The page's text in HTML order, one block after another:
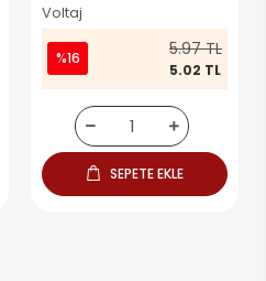
Voltaj
%16 5.97 TL
5.02 TL
SEPETE EKLE